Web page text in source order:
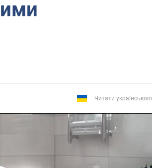
Читати українською